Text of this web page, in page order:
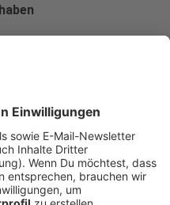
etwa zehn mal mehr
Wissenschaftler um
fast 919
Gemeinde Gangelt